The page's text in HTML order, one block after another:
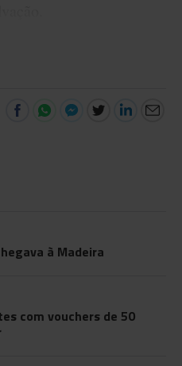
à Madeira
com vouchers de 50